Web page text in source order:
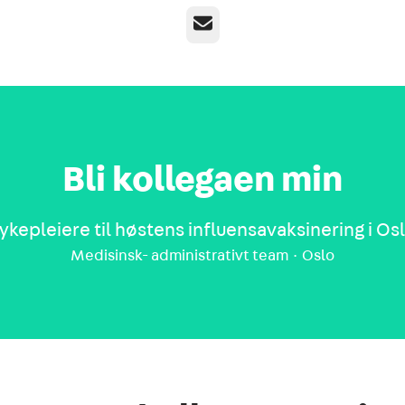
E-post
Bli kollegaen min
til høstens influensavaksinering i
Medisinsk- administrativt team · Oslo